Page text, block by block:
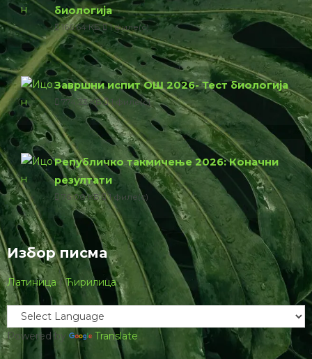
биологија
166.64 КБ 1 филе(с)
Завршни испит ОШ 2026- Тест биологија
774.23 КБ 1 филе(с)
Републичко такмичење 2026: Коначни
резултати
76.00 КБ 1 филе(с)
Избор писма
Латиница |Ћирилица
Powered by Translate